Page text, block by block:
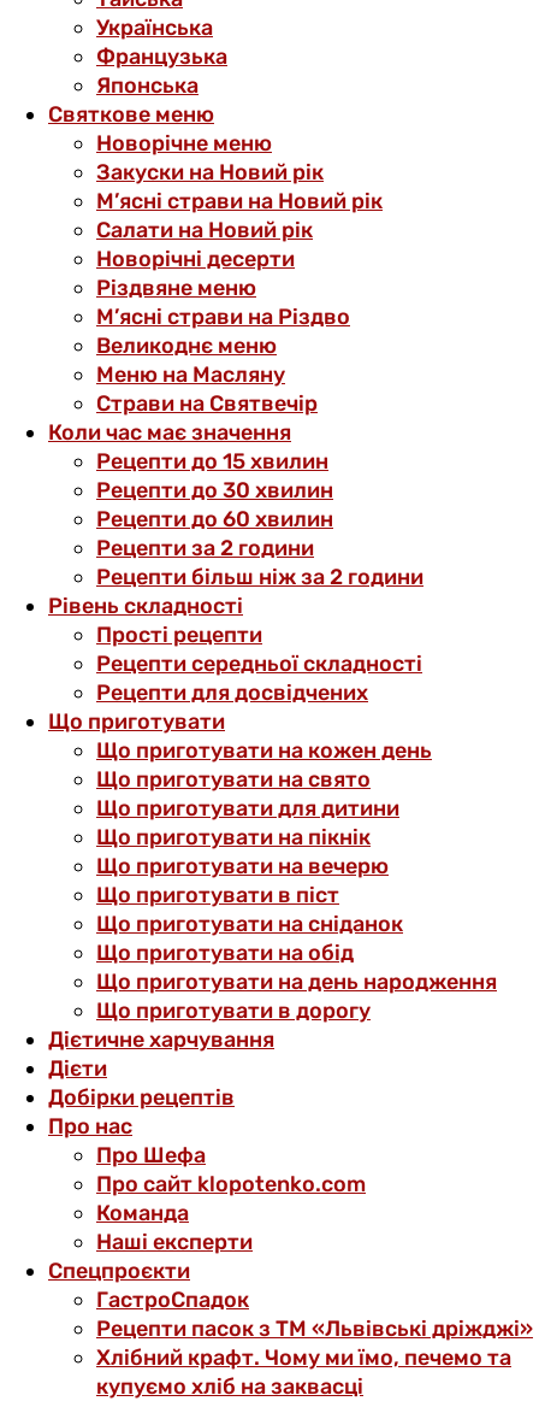
Українська
Французька
Японська
Святкове меню
Новорічне меню
Закуски на Новий рік
М’ясні страви на Новий рік
Салати на Новий рік
Новорічні десерти
Різдвяне меню
М’ясні страви на Різдво
Великоднє меню
Меню на Масляну
Страви на Святвечір
Коли час має значення
Рецепти до 15 хвилин
Рецепти до 30 хвилин
Рецепти до 60 хвилин
Рецепти за 2 години
Рецепти більш ніж за 2 години
Рівень складності
Прості рецепти
Рецепти середньої складності
Рецепти для досвідчених
Що приготувати
Що приготувати на кожен день
Що приготувати на свято
Що приготувати для дитини
Що приготувати на пікнік
Що приготувати на вечерю
Що приготувати в піст
Що приготувати на сніданок
Що приготувати на обід
Що приготувати на день народження
Що приготувати в дорогу
Дієтичне харчування
Дієти
Добірки рецептів
Про нас
Про Шефа
Про сайт klopotenko.com
Команда
Наші експерти
Спецпроєкти
ГастроСпадок
Рецепти пасок з ТМ «Львівські дріжджі»
Хлібний крафт. Чому ми їмо, печемо та
купуємо хліб на заквасці